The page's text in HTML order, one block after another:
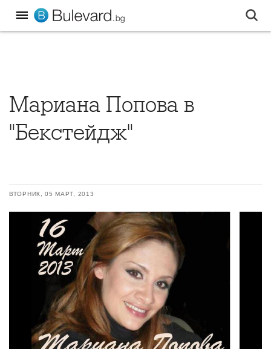
Мариана Попова в
"Бекстейдж"
ВТОРНИК, 05 МАРТ, 2013